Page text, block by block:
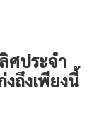
ศประจำ
ถึงเพียงนี้